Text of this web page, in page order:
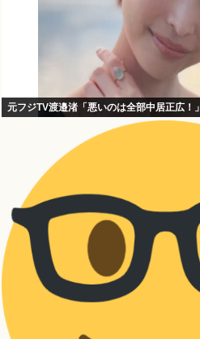
元フジTV渡邉渚「悪いのは全部中居正広！」